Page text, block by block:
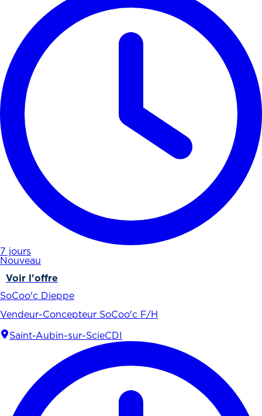
7 jours
Nouveau
Voir l'offre
SoCoo'c Dieppe
Vendeur-Concepteur SoCoo'c F/H
Saint-Aubin-sur-ScieCDI